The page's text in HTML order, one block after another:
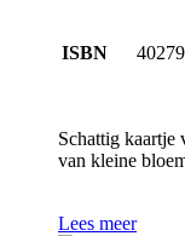
ISBN
Schattig kaartje
van kleine
Lees meer